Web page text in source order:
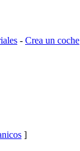
- Crea un coche
]